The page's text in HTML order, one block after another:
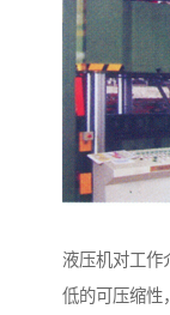
液压机对工作
低的可压缩